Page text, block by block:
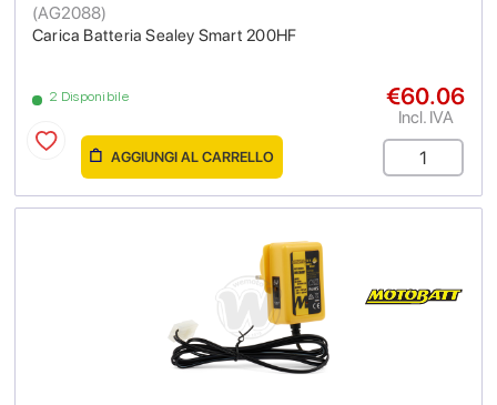
Carica Batteria Sealey Smart 200HF
(AG2088)
2 Disponibile €60.06
Incl. IVA
AGGIUNGI AL CARRELLO